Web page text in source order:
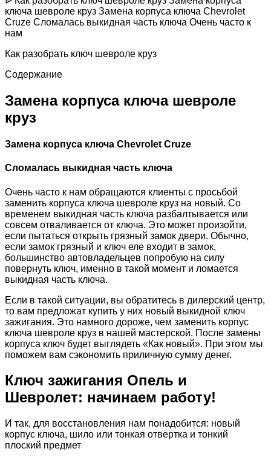
ключа шевроле круз Замена корпуса ключа Chevrolet
Cruze Сломалась выкидная часть ключа Очень часто к
нам
Как разобрать ключ шевроле круз
Содержание
Замена корпуса ключа шевроле
круз
Замена корпуса ключа Chevrolet Cruze
Сломалась выкидная часть ключа
Очень часто к нам обращаются клиенты с просьбой
заменить корпуса ключа шевроле круз на новый. Со
временем выкидная часть ключа разбалтывается или
совсем отваливается от ключа. Это может произойти,
если пытаться открыть грязный замок двери. Обычно,
если замок грязный и ключ еле входит в замок,
большинство автовладельцев попробую на силу
повернуть ключ, именно в такой момент и ломается
выкидная часть ключа.
Если в такой ситуации, вы обратитесь в дилерский центр,
то вам предложат купить у них новый выкидной ключ
зажигания. Это намного дороже, чем заменить корпус
ключа шевроле круз в нашей мастерской. После замены
корпуса ключ будет выглядеть «Как новый». При этом мы
поможем вам сэкономить приличную сумму денег.
Ключ зажигания Опель и
Шевролет: начинаем работу!
И так, для восстановления нам понадобится: новый
корпус ключа, шило или тонкая отвертка и тонкий
плоский предмет